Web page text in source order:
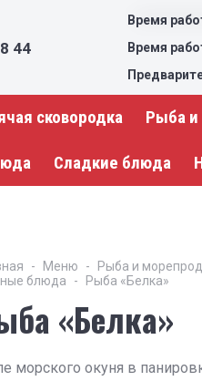
44
Время
Время
сковородка Рыба и
Сладкие блюда
Меню
Рыба и
блюда
Рыба «Белка»
«Белка»
морского окуня в